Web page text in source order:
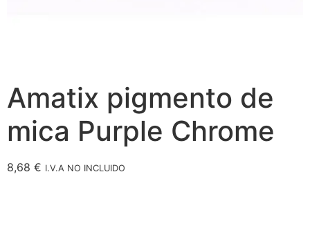
Amatix pigmento de
mica Purple Chrome
8,68 € I.V.A NO INCLUIDO